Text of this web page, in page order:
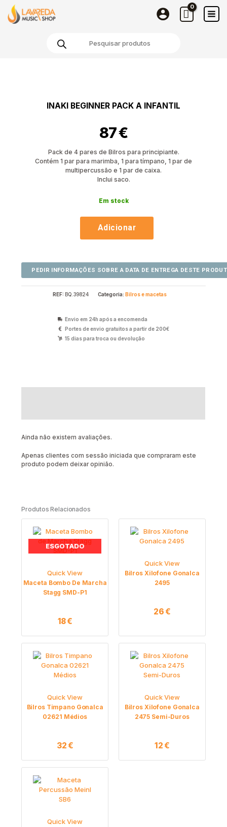
content
INAKI BEGINNER PACK A INFANTIL
87€
Pack de 4 pares de Bilros para principiante.
Contém 1 par para marimba, 1 para tímpano, 1 par de
multipercussão e 1 par de caixa.
Inclui saco.
Em stock
Beginner
Pack
Adicionar
REF: BQ.39824 Categoria: Bilros e macetas
Envio em 24h após a encomenda
Portes de envio gratuitos a partir de 200€
15 dias para troca ou devolução
Ainda não existem avaliações.
Apenas clientes com sessão iniciada que compraram este
produto podem deixar opinião.
Produtos Relacionados
ESGOTADO
Quick View
Maceta Bombo De Marcha
Stagg SMD-P1
18€
Quick View
Bilros Xilofone Gonalca
2495
26€
Quick View
Bilros Timpano Gonalca
02621 Médios
32€
Quick View
Bilros Xilofone Gonalca
2475 Semi-Duros
12€
Quick View
Pack